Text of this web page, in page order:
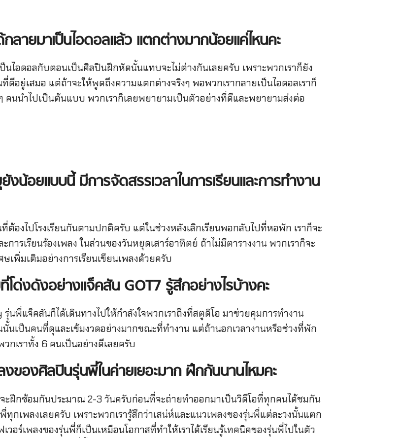
ายมาเป็นไอดอลแล้ว แตกต่างมากน้อยแค่ไหนคะ
นไอดอลกับตอนเป็นศิลปินฝึกหัดนั้นแทบจะไม่ต่างกันเลยครับ เพราะพวกเราก็ยัง
อยู่เสมอ แต่ถ้าจะให้พูดถึงความแตกต่างจริงๆ พอพวกเรากลายเป็นไอดอลเราก็
นนำไปเป็นต้นแบบ พวกเราก็เลยพยายามเป็นตัวอย่างที่ดีและพยายามส่งต่อ
น้อยแบบนี้ มีการจัดสรรเวลาในการเรียนและการทำงาน
ต้องไปโรงเรียนกันตามปกติครับ แต่ในช่วงหลังเลิกเรียนพอกลับไปที่หอพัก เราก็จะ
การเรียนร้องเพลง ในส่วนของวันหยุดเสาร์อาทิตย์ ถ้าไม่มีตารางงาน พวกเราก็จะ
เพิ่มเติมอย่างการเรียนเขียนเพลงด้วยครับ
ด่งดังอย่างแจ็คสัน GOT7 รู้สึกอย่างไรบ้างคะ
นพี่แจ็คสันก็ได้เดินทางไปให้กำลังใจพวกเราถึงที่สตูดิโอ มาช่วยคุมการทำงาน
นเป็นคนที่ดุและเข้มงวดอย่างมากขณะที่ทำงาน แต่ถ้านอกเวลางานหรือช่วงที่พัก
กเราทั้ง 6 คนเป็นอย่างดีเลยครับ
ของศิลปินรุ่นพี่ในค่ายเยอะมาก ฝึกกันนานไหมคะ
จะฝึกซ้อมกันประมาณ 2-3 วันครับก่อนที่จะถ่ายทำออกมาเป็นวิดีโอที่ทุกคนได้ชมกัน
ทุกเพลงเลยครับ เพราะพวกเรารู้สึกว่าเสน่ห์และแนวเพลงของรุ่นพี่แต่ละวงนั้นแตก
อร์เพลงของรุ่นพี่ก็เป็นเหมือนโอกาสที่ทำให้เราได้เรียนรู้เทคนิคของรุ่นพี่ไปในตัว